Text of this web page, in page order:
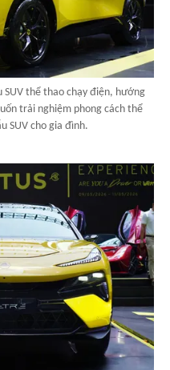
thể thao chạy điện, hướng
trải nghiệm phong cách thể
SUV cho gia đình.